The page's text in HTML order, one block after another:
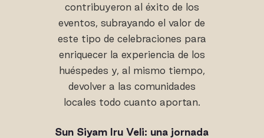
contribuyeron al éxito de los
eventos, subrayando el valor de
este tipo de celebraciones para
enriquecer la experiencia de los
huéspedes y, al mismo tiempo,
devolver a las comunidades
locales todo cuanto aportan.
Sun Siyam Iru Veli: una jornada